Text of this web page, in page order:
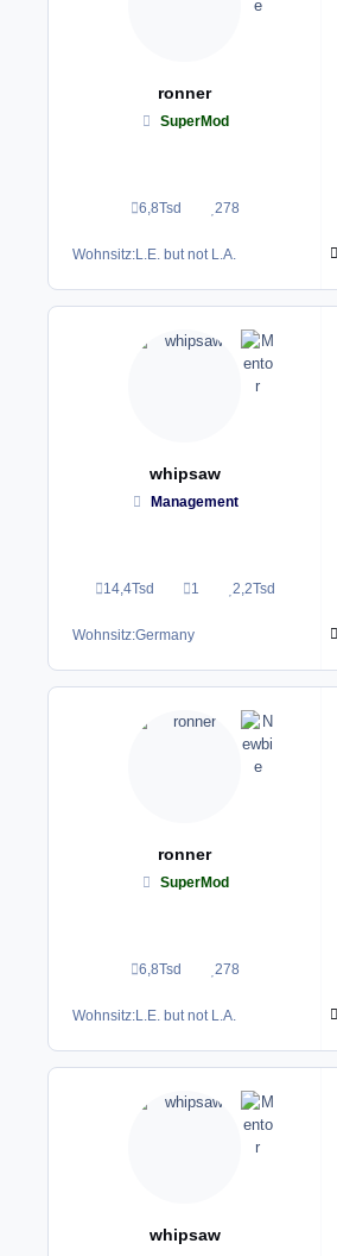
ronner
SuperMod
6,8Tsd
Beiträge 278Reputation
Wohnsitz:L.E. but not L.A.
whipsaw
Management
14,4Tsd
Beiträge 1
Lösungen2,2Tsd
Reputation
Wohnsitz:Germany
ronner
SuperMod
6,8Tsd
Beiträge 278Reputation
Wohnsitz:L.E. but not L.A.
whipsaw